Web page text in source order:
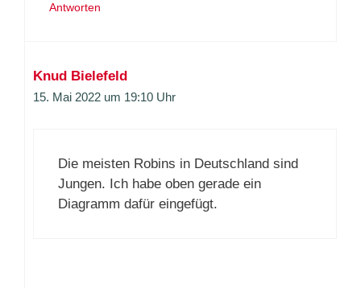
Antworten
Knud Bielefeld
15. Mai 2022 um 19:10 Uhr
Die meisten Robins in Deutschland sind
Jungen. Ich habe oben gerade ein
Diagramm dafür eingefügt.